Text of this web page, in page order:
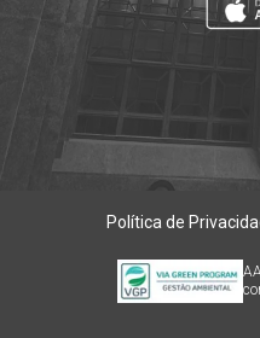
Política de